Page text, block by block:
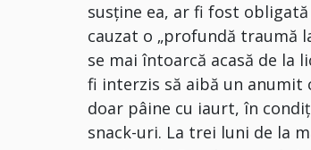
susține ea, ar fi fost
cauzat o „profundă traumă
se mai întoarcă acasă de la
fi interzis să aibă un anumit
doar pâine cu iaurt, în
snack-uri. La trei luni de la